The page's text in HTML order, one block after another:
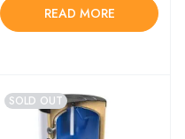
READ MORE
SOLD OUT